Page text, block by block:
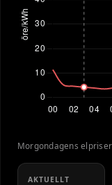
Morgondagens
AKTUELLT